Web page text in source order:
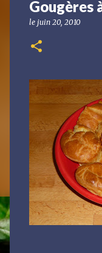
Gougères
le juin 20, 2010